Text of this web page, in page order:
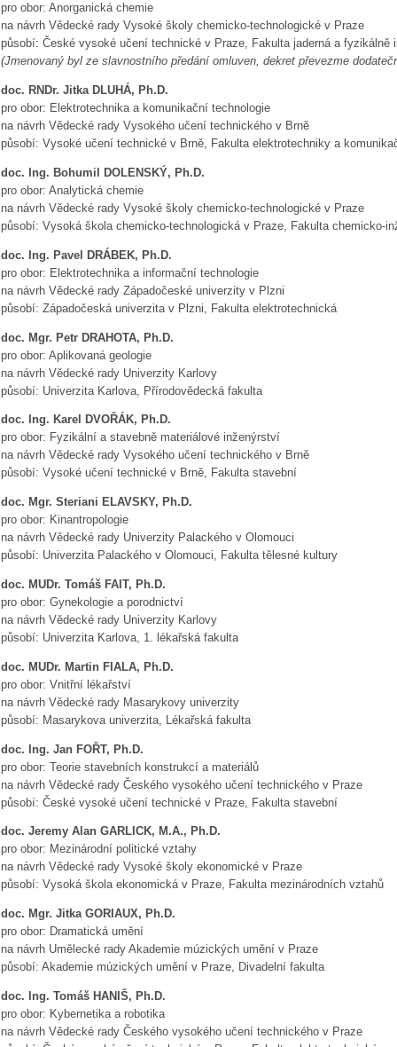
pro obor: Anorganická chemie
na návrh Vědecké rady Vysoké školy chemicko-technologické v Praze
působí: České vysoké učení technické v Praze, Fakulta jaderná a fyzikálně
(Jmenovaný byl ze slavnostního předání omluven, dekret převezme
doc. RNDr. Jitka DLUHÁ, Ph.D.
pro obor: Elektrotechnika a komunikační technologie
na návrh Vědecké rady Vysokého učení technického v Brně
působí: Vysoké učení technické v Brně, Fakulta elektrotechniky a
doc. Ing. Bohumil DOLENSKÝ, Ph.D.
pro obor: Analytická chemie
na návrh Vědecké rady Vysoké školy chemicko-technologické v Praze
působí: Vysoká škola chemicko-technologická v Praze, Fakulta chemicko-
doc. Ing. Pavel DRÁBEK, Ph.D.
pro obor: Elektrotechnika a informační technologie
na návrh Vědecké rady Západočeské univerzity v Plzni
působí: Západočeská univerzita v Plzni, Fakulta elektrotechnická
doc. Mgr. Petr DRAHOTA, Ph.D.
pro obor: Aplikovaná geologie
na návrh Vědecké rady Univerzity Karlovy
působí: Univerzita Karlova, Přírodovědecká fakulta
doc. Ing. Karel DVOŘÁK, Ph.D.
pro obor: Fyzikální a stavebně materiálové inženýrství
na návrh Vědecké rady Vysokého učení technického v Brně
působí: Vysoké učení technické v Brně, Fakulta stavební
doc. Mgr. Steriani ELAVSKY, Ph.D.
pro obor: Kinantropologie
na návrh Vědecké rady Univerzity Palackého v Olomouci
působí: Univerzita Palackého v Olomouci, Fakulta tělesné kultury
doc. MUDr. Tomáš FAIT, Ph.D.
pro obor: Gynekologie a porodnictví
na návrh Vědecké rady Univerzity Karlovy
působí: Univerzita Karlova, 1. lékařská fakulta
doc. MUDr. Martin FIALA, Ph.D.
pro obor: Vnitřní lékařství
na návrh Vědecké rady Masarykovy univerzity
působí: Masarykova univerzita, Lékařská fakulta
doc. Ing. Jan FOŘT, Ph.D.
pro obor: Teorie stavebních konstrukcí a materiálů
na návrh Vědecké rady Českého vysokého učení technického v Praze
působí: České vysoké učení technické v Praze, Fakulta stavební
doc. Jeremy Alan GARLICK, M.A., Ph.D.
pro obor: Mezinárodní politické vztahy
na návrh Vědecké rady Vysoké školy ekonomické v Praze
působí: Vysoká škola ekonomická v Praze, Fakulta mezinárodních vztahů
doc. Mgr. Jitka GORIAUX, Ph.D.
pro obor: Dramatická umění
na návrh Umělecké rady Akademie múzických umění v Praze
působí: Akademie múzických umění v Praze, Divadelní fakulta
doc. Ing. Tomáš HANIŠ, Ph.D.
pro obor: Kybernetika a robotika
na návrh Vědecké rady Českého vysokého učení technického v Praze